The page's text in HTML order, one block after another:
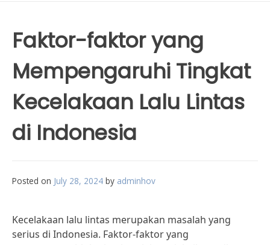
Faktor-faktor yang
Mempengaruhi Tingkat
Kecelakaan Lalu Lintas
di Indonesia
Posted on July 28, 2024 by adminhov
Kecelakaan lalu lintas merupakan masalah yang
serius di Indonesia. Faktor-faktor yang